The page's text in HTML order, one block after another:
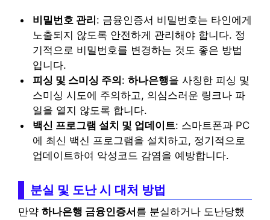
비밀번호 관리 : 금융인증서 비밀번호는 타인에게
노출되지 않도록 안전하게 관리해야 합니다. 정
기적으로 비밀번호를 변경하는 것도 좋은 방법
입니다.
피싱 및 스미싱 주의 : 하나은행을 사칭한 피싱 및
스미싱 시도에 주의하고, 의심스러운 링크나 파
일을 열지 않도록 합니다.
백신 프로그램 설치 및 업데이트: 스마트폰과 PC
에 최신 백신 프로그램을 설치하고, 정기적으로
업데이트하여 악성코드 감염을 예방합니다.
분실 및 도난 시 대처 방법
만약 하나은행 금융인증서 를 분실하거나 도난당했